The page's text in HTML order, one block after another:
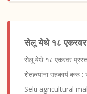
सेलू येथे १८ एकरवर
सेलू येथे १८ एकरवर
शेतकर्‍यांना सहकार्य करू
Selu agricultural mall,